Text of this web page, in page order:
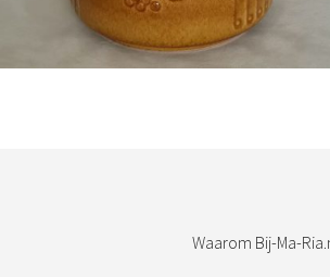
Waarom Bij-Ma-